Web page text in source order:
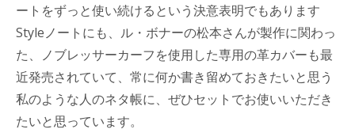
ートをずっと使い続けるという決意表明でもあります
Styleノートにも、ル・ボナーの松本さんが製作に関わっ
た、ノブレッサーカーフを使用した専用の革カバーも最
近発売されていて、常に何か書き留めておきたいと思う
私のような人のネタ帳に、ぜひセットでお使いいただき
たいと思っています。